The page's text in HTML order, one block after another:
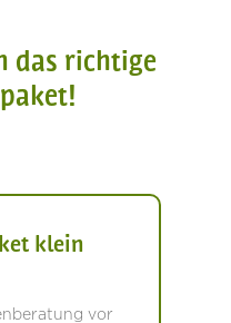
das richtige
klein
vor